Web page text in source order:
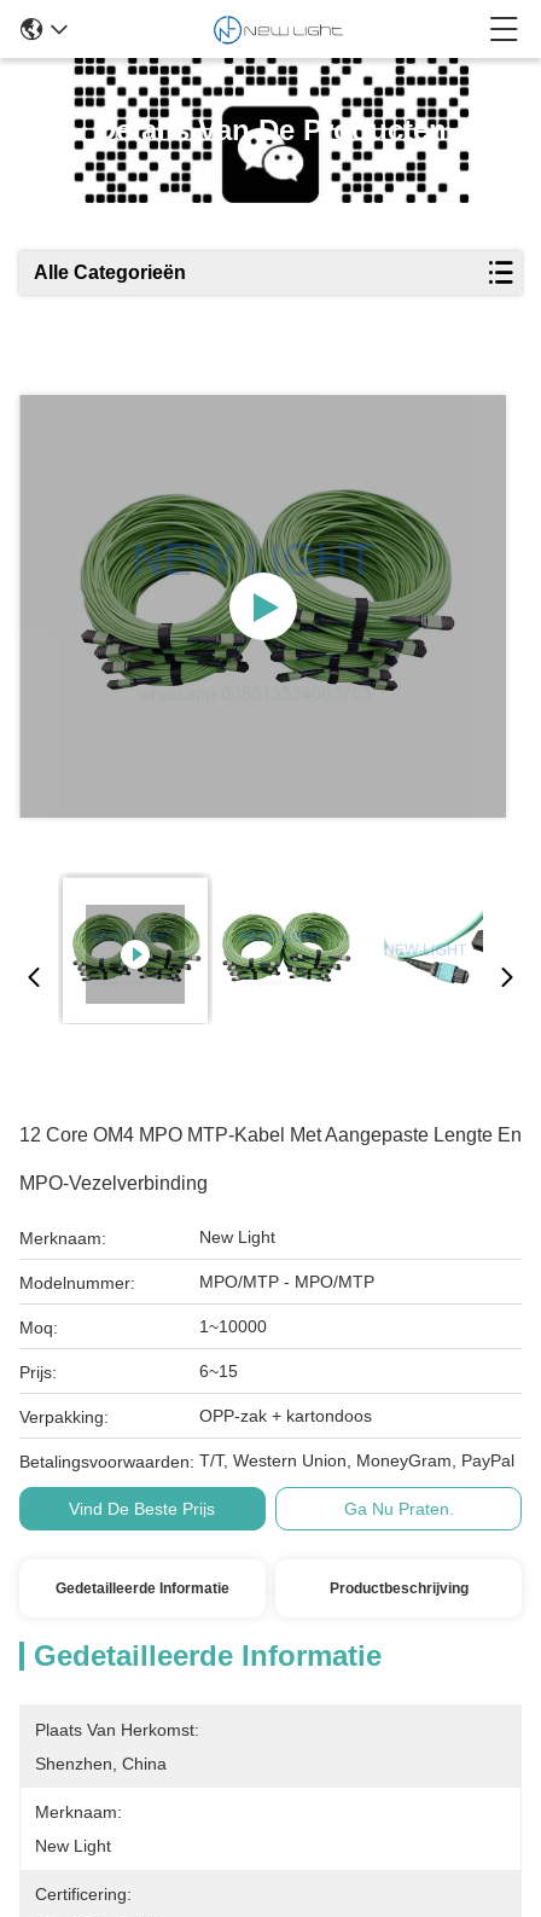
Details Van De Producten
Alle Categorieën
12 Core OM4 MPO MTP-Kabel Met Aangepaste Lengte En
MPO-Vezelverbinding
Merknaam: New Light
Modelnummer: MPO/MTP - MPO/MTP
Moq: 1~10000
Prijs: 6~15
Verpakking: OPP-zak + kartondoos
Betalingsvoorwaarden: T/T, Western Union, MoneyGram, PayPal
Vind De Beste Prijs Ga Nu Praten.
Gedetailleerde Informatie Productbeschrijving
Gedetailleerde Informatie
Plaats Van Herkomst:
Shenzhen, China
Merknaam:
New Light
Certificering: